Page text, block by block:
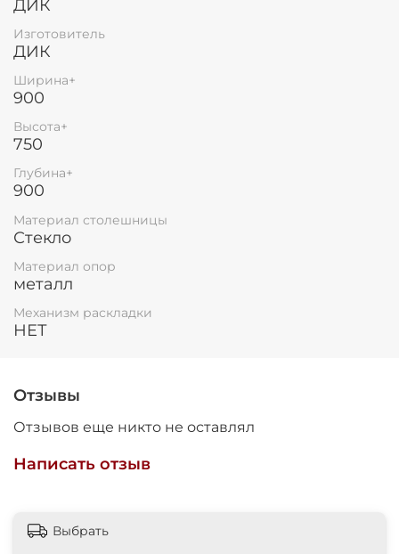
ДИК
Изготовитель
ДИК
Ширина+
900
Высота+
750
Глубина+
900
Материал столешницы
Стекло
Материал опор
металл
Механизм раскладки
НЕТ
Отзывы
Отзывов еще никто не оставлял
Написать отзыв
Выбрать